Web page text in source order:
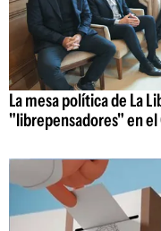
La mesa política de La
"librepensadores" en